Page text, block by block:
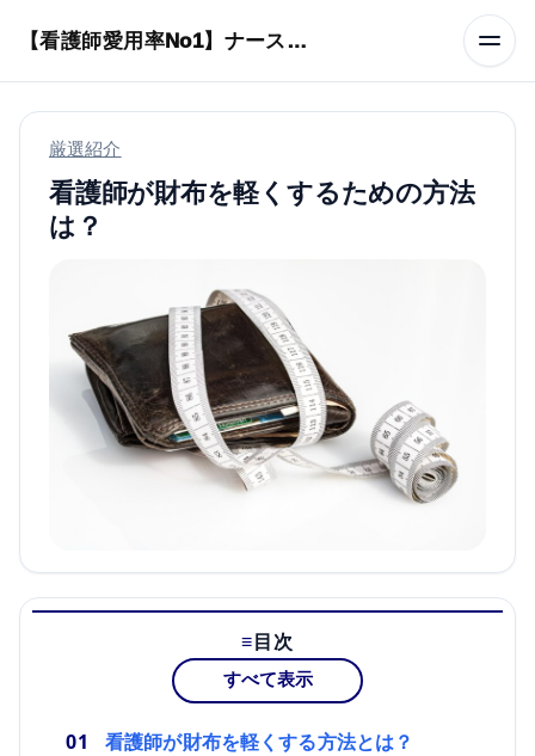
【看護師愛用率No1】ナースリーで人気の商品はコレ
厳選紹介
看護師が財布を軽くするための方法
は？
目次
すべて表示
看護師が財布を軽くする方法とは？